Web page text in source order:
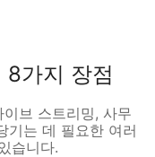
가지 장점
브 스트리밍, 사무
기는 데 필요한 여러
습니다.